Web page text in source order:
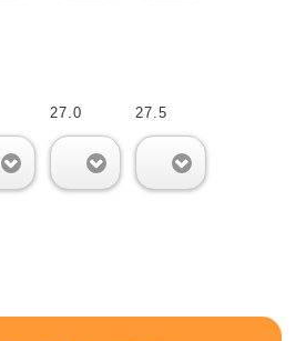
27.0 27.5